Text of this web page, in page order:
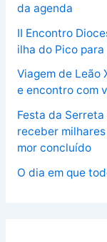
da agenda
II Encontro
ilha do Pico
Viagem de Leão
e encontro com
Festa da
receber
mor concluído
O dia em que